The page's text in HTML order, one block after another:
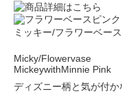
ミッキー/フラワーベー
Micky/Flowervase
MickeywithMinnie Pink
ディズニー柄と気が付